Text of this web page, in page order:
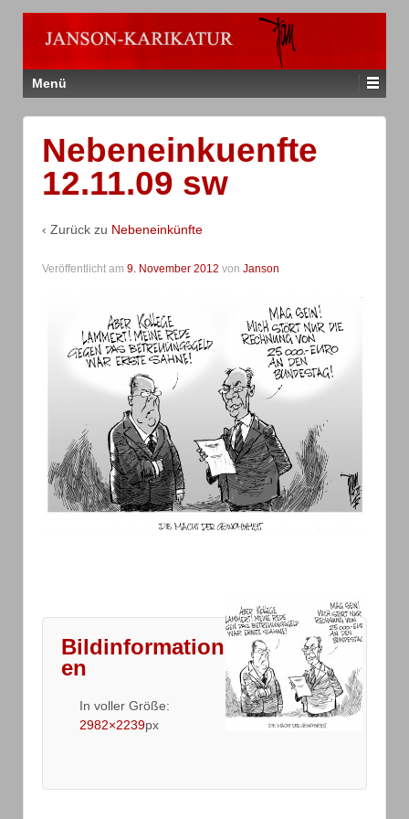
Menü
Nebeneinkuenfte
12.11.09 sw
‹ Zurück zu Nebeneinkünfte
Veröffentlicht am 9. November 2012 von Janson
Bildinformation
en
In voller Größe:
2982×2239px